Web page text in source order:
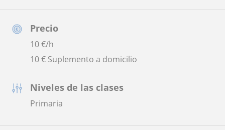
Precio
10€/h
10 € Suplemento a domicilio
Niveles de las clases
Primaria